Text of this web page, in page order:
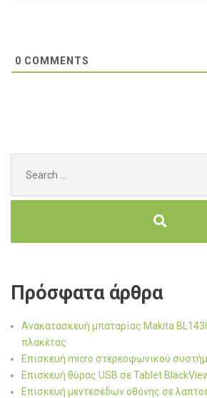
0 COMMENTS
for:
Πρόσφατα άρθρα
Ανακατασκευή μπαταρίας Makita
πλακέτας
Επισκευή micro στερεοφωνικού
Επισκευή θύρας USB σε Tablet
Επισκευή μεντεσέδων οθόνης σε